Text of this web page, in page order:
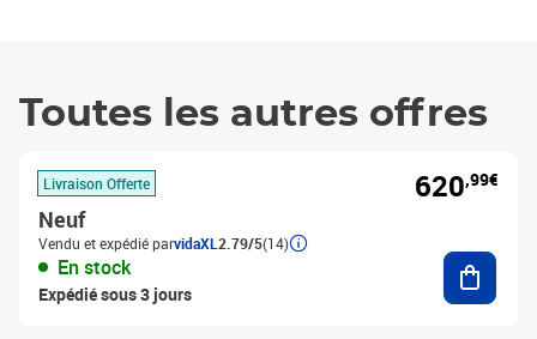
Toutes les autres offres
Livraison Offerte
Neuf
Vendu et expédié parvidaXL 2.79/5(14)
En stock
Expédié sous 3 jours
620,99€